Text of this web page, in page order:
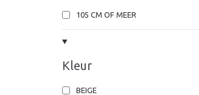
105 CM OF MEER
Kleur
BEIGE